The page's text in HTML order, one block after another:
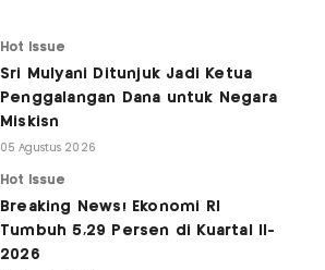
Hot Issue
Sri Mulyani Ditunjuk Jadi Ketua
Penggalangan Dana untuk Negara
Miskisn
05 Agustus 2026
Hot Issue
Breaking News! Ekonomi RI
Tumbuh 5,29 Persen di Kuartal II-
2026